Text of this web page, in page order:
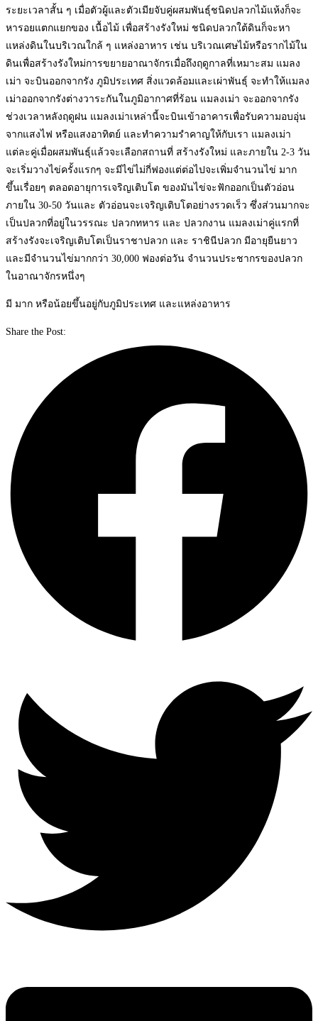
ระยะเวลาสั้น ๆ เมื่อตัวผู้และตัวเมียจับคู่ผสมพันธุ์ชนิดปลวกไม้แห้งก็จะ
หารอยแตกแยกของ เนื้อไม้ เพื่อสร้างรังใหม่ ชนิดปลวกใต้ดินก็จะหา
แหล่งดินในบริเวณใกล้ ๆ แหล่งอาหาร เช่น บริเวณเศษไม้หรือรากไม้ใน
ดินเพื่อสร้างรังใหม่การขยายอาณาจักรเมื่อถึงฤดูกาลที่เหมาะสม แมลง
เม่า จะบินออกจากรัง ภูมิประเทศ สิ่งแวดล้อมและเผ่าพันธุ์ จะทำให้แมลง
เม่าออกจากรังต่างวาระกันในภูมิอากาศที่ร้อน แมลงเม่า จะออกจากรัง
ช่วงเวลาหลังฤดูฝน แมลงเม่าเหล่านี้จะบินเข้าอาคารเพื่อรับความอบอุ่น
จากแสงไฟ หรือแสงอาทิตย์ และทำความรำคาญให้กับเรา แมลงเม่า
แต่ละคู่เมื่อผสมพันธุ์แล้วจะเลือกสถานที่ สร้างรังใหม่ และภายใน 2-3 วัน
จะเริ่มวางไข่ครั้งแรกๆ จะมีไข่ไม่กี่ฟองแต่ต่อไปจะเพิ่มจำนวนไข่ มาก
ขึ้นเรื่อยๆ ตลอดอายุการเจริญเติบโต ของมันไข่จะฟักออกเป็นตัวอ่อน
ภายใน 30-50 วันและ ตัวอ่อนจะเจริญเติบโตอย่างรวดเร็ว ซึ่งส่วนมากจะ
เป็นปลวกที่อยู่ในวรรณะ ปลวกทหาร และ ปลวกงาน แมลงเม่าคู่แรกที่
สร้างรังจะเจริญเติบโตเป็นราชาปลวก และ ราชินีปลวก มีอายุยืนยาว
และมีจำนวนไข่มากกว่า 30,000 ฟองต่อวัน จำนวนประชากรของปลวก
ในอาณาจักรหนึ่งๆ
มี มาก หรือน้อยขึ้นอยู่กับภูมิประเทศ และแหล่งอาหาร
Share the Post: